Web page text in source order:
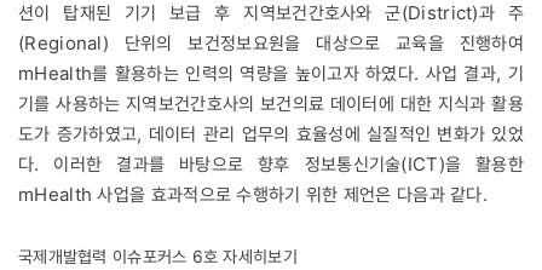
션이 탑재된 기기 보급 후 지역보건간호사와 군(District)과 주
(Regional) 단위의 보건정보요원을 대상으로 교육을 진행하여
mHealth를 활용하는 인력의 역량을 높이고자 하였다. 사업 결과, 기
기를 사용하는 지역보건간호사의 보건의료 데이터에 대한 지식과 활용
도가 증가하였고, 데이터 관리 업무의 효율성에 실질적인 변화가 있었
다. 이러한 결과를 바탕으로 향후 정보통신기술(ICT)을 활용한
mHealth 사업을 효과적으로 수행하기 위한 제언은 다음과 같다.
국제개발협력 이슈포커스 6호 자세히보기